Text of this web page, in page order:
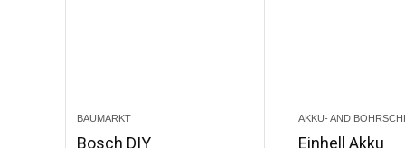
BAUMARKT
Bosch DIY
AKKU- AND
Einhell Akku